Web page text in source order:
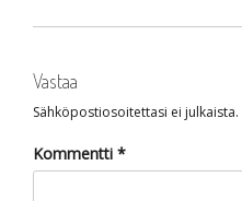
Vastaa
Sähköpostiosoitettasi ei julkaista.
Kommentti *